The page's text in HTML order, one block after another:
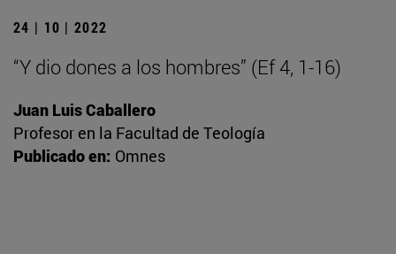
24 | 10 | 2022
“Y dio dones a los hombres” (Ef 4, 1-16)
Juan Luis Caballero
Profesor en la Facultad de Teología
Publicado en: Omnes